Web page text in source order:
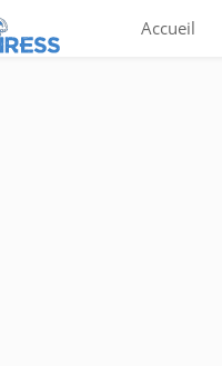
Accueil